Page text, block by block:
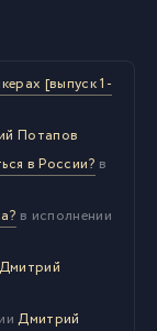
[выпуск 1-
Потапов
в России? в
в исполнении
Дмитрий
Дмитрий